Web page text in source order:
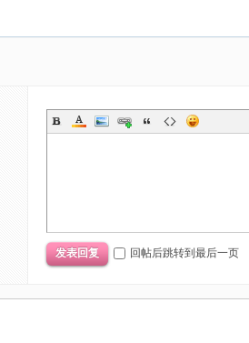
发表回复 回帖后跳转到最后一页